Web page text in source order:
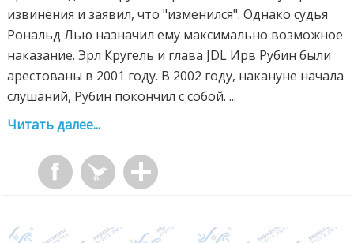
извинения и заявил, что "изменился". Однако судья
Рональд Лью назначил ему максимально возможное
наказание. Эрл Кругель и глава JDL Ирв Рубин были
арестованы в 2001 году. В 2002 году, накануне начала
слушаний, Рубин покончил с собой. ...
Читать далее...